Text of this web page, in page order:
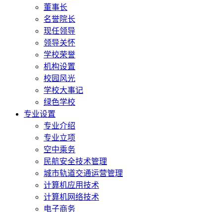
董事长
名誉院长
现任领导
领导关怀
学校荣誉
机构设置
校园风光
学校大事记
绿色学校
专业设置
专业介绍
专业立项
空中乘务
民航安全技术管理
城市轨道交通运营管理
计算机应用技术
计算机网络技术
电子商务